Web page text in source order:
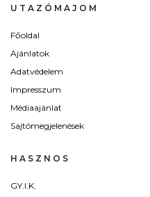
UTAZÓMAJOM
Főoldal
Ajánlatok
Adatvédelem
Impresszum
Médiaajánlat
Sajtómegjelenések
HASZNOS
GY.I.K.